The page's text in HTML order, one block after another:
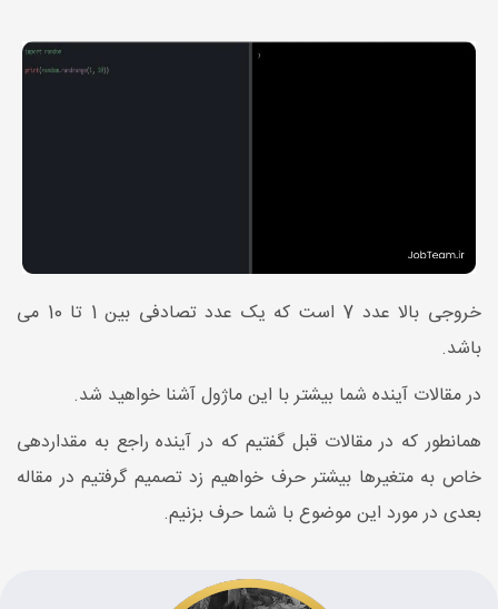
خروجی بالا عدد 7 است که یک عدد تصادفی بین 1 تا 10 می
باشد.
در مقالات آینده شما بیشتر با این ماژول آشنا خواهید شد.
همانطور که در مقالات قبل گفتیم که در آینده راجع به مقداردهی
خاص به متغیرها بیشتر حرف خواهیم زد تصمیم گرفتیم در مقاله
بعدی در مورد این موضوع با شما حرف بزنیم.